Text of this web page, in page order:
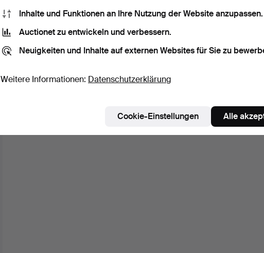
Inhalte und Funktionen an Ihre Nutzung der Website anzupassen.
Auctionet zu entwickeln und verbessern.
Neuigkeiten und Inhalte auf externen Websites für Sie zu
Weitere Informationen: Datenschutzerklärung
Cookie-Einstellungen Alle